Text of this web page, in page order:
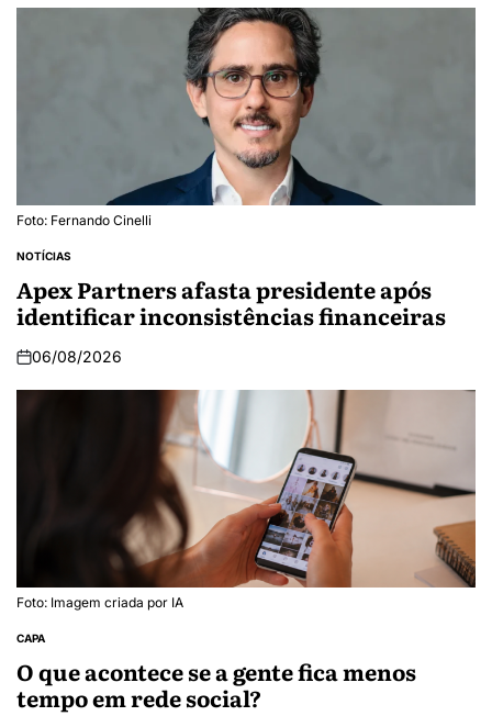
Foto: Fernando Cinelli
NOTÍCIAS
Apex Partners afasta presidente após
identificar inconsistências financeiras
06/08/2026
Foto: Imagem criada por IA
CAPA
O que acontece se a gente fica menos
tempo em rede social?